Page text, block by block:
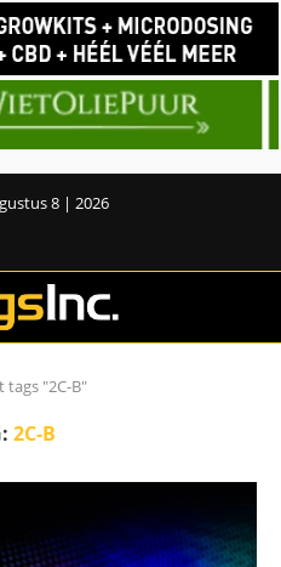
8 | 2026
tags "2C-B"
2C-B